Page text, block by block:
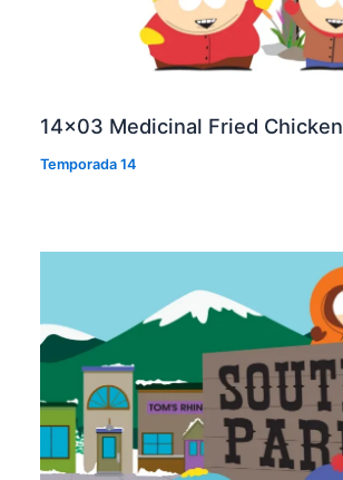
14×03 Medicinal Fried Chicken
Temporada 14